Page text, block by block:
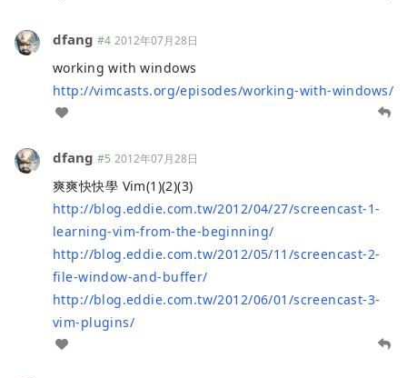
dfang #4 2012年07月28日
working with windows
http://vimcasts.org/episodes/working-with-windows/
dfang #5 2012年07月28日
爽爽快快學 Vim(1)(2)(3)
http://blog.eddie.com.tw/2012/04/27/screencast-1-
learning-vim-from-the-beginning/
http://blog.eddie.com.tw/2012/05/11/screencast-2-
file-window-and-buffer/
http://blog.eddie.com.tw/2012/06/01/screencast-3-
vim-plugins/